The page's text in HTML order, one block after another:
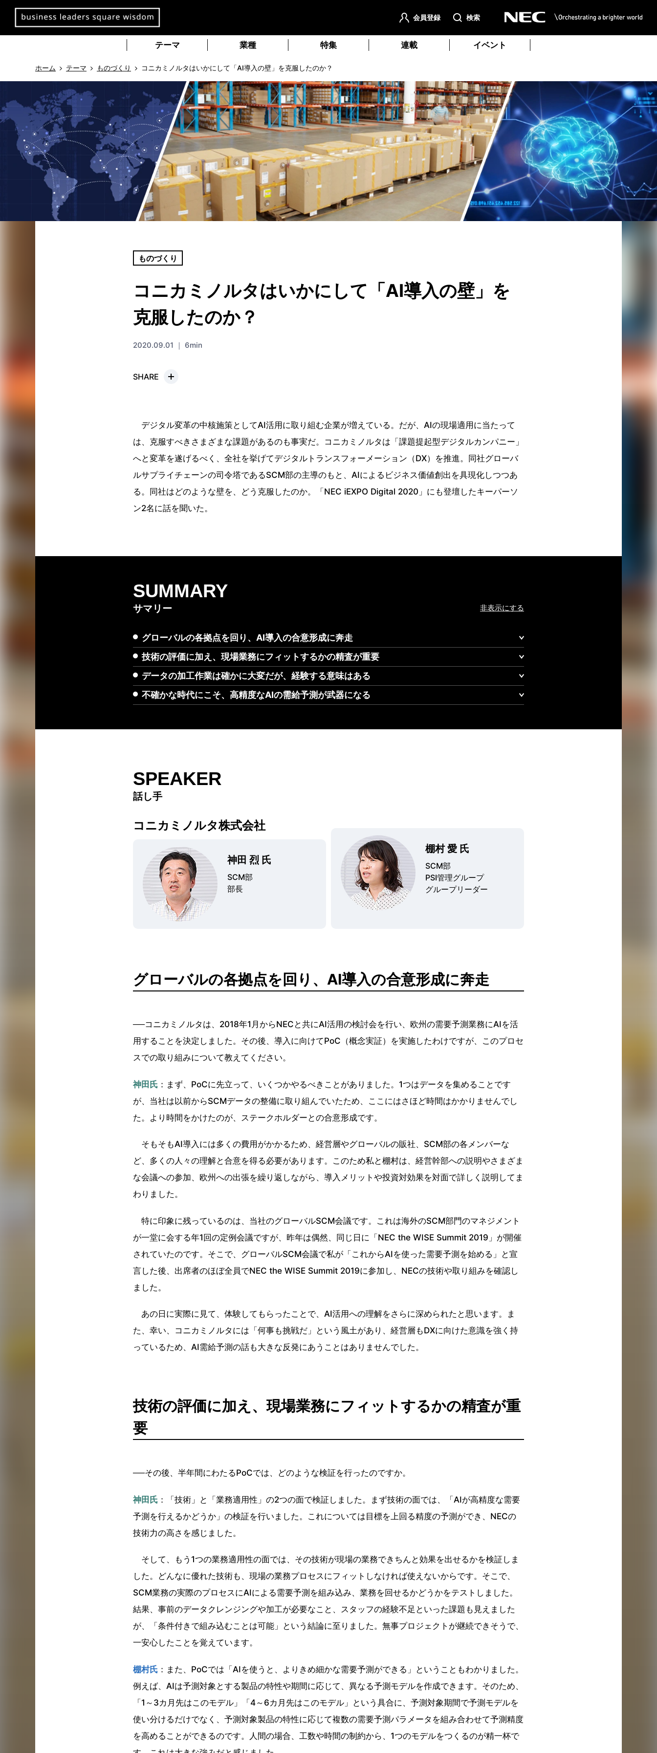
会員登録 検索
テーマ 業種 特集 連載 イベント
ホーム テーマ ものづくり コニカミノルタはいかにして「AI導入の壁」を克服したのか？
コニカミノルタはいかにして「AI導入の壁」を
克服したのか？
ものづくり
2020.09.01 ｜ 6min
SHARE
デジタル変革の中核施策としてAI活用に取り組む企業が増えている。だが、AIの現場適用に当たって
は、克服すべきさまざまな課題があるのも事実だ。コニカミノルタは「課題提起型デジタルカンパニー」
へと変革を遂げるべく、全社を挙げてデジタルトランスフォーメーション（DX）を推進。同社グローバ
ルサプライチェーンの司令塔であるSCM部の主導のもと、AIによるビジネス価値創出を具現化しつつあ
る。同社はどのような壁を、どう克服したのか。「NEC iEXPO Digital 2020」にも登壇したキーパーソ
ン2名に話を聞いた。
SUMMARY
サマリー 非表示にする
グローバルの各拠点を回り、AI導入の合意形成に奔走
技術の評価に加え、現場業務にフィットするかの精査が重要
データの加工作業は確かに大変だが、経験する意味はある
不確かな時代にこそ、高精度なAIの需給予測が武器になる
SPEAKER
話し手
コニカミノルタ株式会社
神田 烈 氏
SCM部
部長
棚村 愛 氏
SCM部
PSI管理グループ
グループリーダー
グローバルの各拠点を回り、AI導入の合意形成に奔走
──コニカミノルタは、2018年1月からNECと共にAI活用の検討会を行い、欧州の需要予測業務にAIを活
用することを決定しました。その後、導入に向けてPoC（概念実証）を実施したわけですが、このプロセ
スでの取り組みについて教えてください。
神田氏 ：まず、PoCに先立って、いくつかやるべきことがありました。1つはデータを集めることです
が、当社は以前からSCMデータの整備に取り組んでいたため、ここにはさほど時間はかかりませんでし
た。より時間をかけたのが、ステークホルダーとの合意形成です。
そもそもAI導入には多くの費用がかかるため、経営層やグローバルの販社、SCM部の各メンバーな
ど、多くの人々の理解と合意を得る必要があります。このため私と棚村は、経営幹部への説明やさまざま
な会議への参加、欧州への出張を繰り返しながら、導入メリットや投資対効果を対面で詳しく説明してま
わりました。
特に印象に残っているのは、当社のグローバルSCM会議です。これは海外のSCM部門のマネジメント
が一堂に会する年1回の定例会議ですが、昨年は偶然、同じ日に「NEC the WISE Summit 2019」が開催
されていたのです。そこで、グローバルSCM会議で私が「これからAIを使った需要予測を始める」と宣
言した後、出席者のほぼ全員でNEC the WISE Summit 2019に参加し、NECの技術や取り組みを確認し
ました。
あの日に実際に見て、体験してもらったことで、AI活用への理解をさらに深められたと思います。ま
た、幸い、コニカミノルタには「何事も挑戦だ」という風土があり、経営層もDXに向けた意識を強く持
っているため、AI需給予測の話も大きな反発にあうことはありませんでした。
技術の評価に加え、現場業務にフィットするかの精査が重
要
──その後、半年間にわたるPoCでは、どのような検証を行ったのですか。
神田氏 ：「技術」と「業務適用性」の2つの面で検証しました。まず技術の面では、「AIが高精度な需要
予測を行えるかどうか」の検証を行いました。これについては目標を上回る精度の予測ができ、NECの
技術力の高さを感じました。
そして、もう1つの業務適用性の面では、その技術が現場の業務できちんと効果を出せるかを検証しま
した。どんなに優れた技術も、現場の業務プロセスにフィットしなければ使えないからです。そこで、
SCM業務の実際のプロセスにAIによる需要予測を組み込み、業務を回せるかどうかをテストしました。
結果、事前のデータクレンジングや加工が必要なこと、スタッフの経験不足といった課題も見えました
が、「条件付きで組み込むことは可能」という結論に至りました。無事プロジェクトが継続できそうで、
一安心したことを覚えています。
棚村氏 ：また、PoCでは「AIを使うと、よりきめ細かな需要予測ができる」ということもわかりました。
例えば、AIは予測対象とする製品の特性や期間に応じて、異なる予測モデルを作成できます。そのため、
「1～3カ月先はこのモデル」「4～6カ月先はこのモデル」という具合に、予測対象期間で予測モデルを
使い分けるだけでなく、予測対象製品の特性に応じて複数の需要予測パラメータを組み合わせて予測精度
を高めることができるのです。人間の場合、工数や時間の制約から、1つのモデルをつくるのが精一杯で